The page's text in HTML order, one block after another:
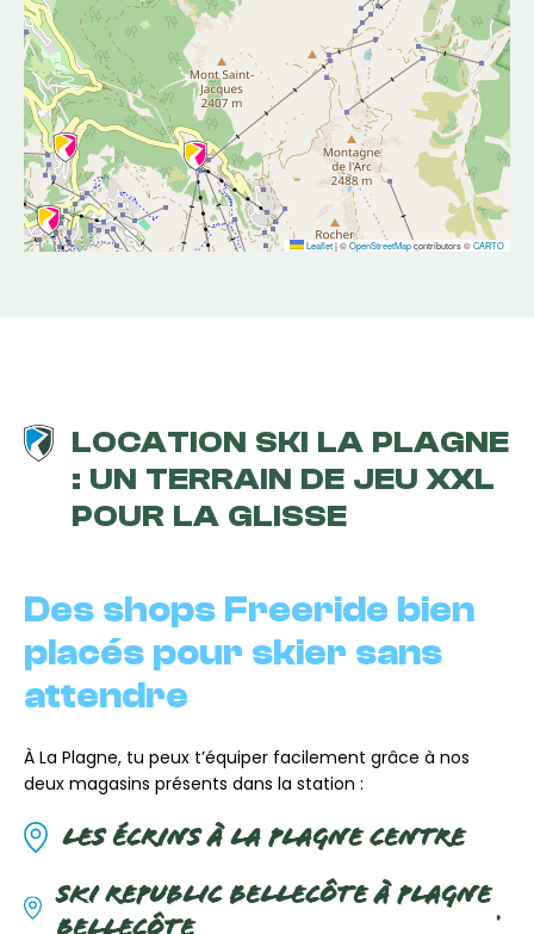
Leaflet|©OpenStreetMapcontributors ©CARTO
LOCATION SKI LA PLAGNE
: UN TERRAIN DE JEU XXL
POUR LA GLISSE
Des shops Freeride bien
placés pour skier sans
attendre
À La Plagne, tu peux t’équiper facilement grâce à nos
deux magasins présents dans la station :
LES ÉCRINS À LA PLAGNE CENTRE
SKI REPUBLIC BELLECÔTE À PLAGNE
BELLECÔTE
.